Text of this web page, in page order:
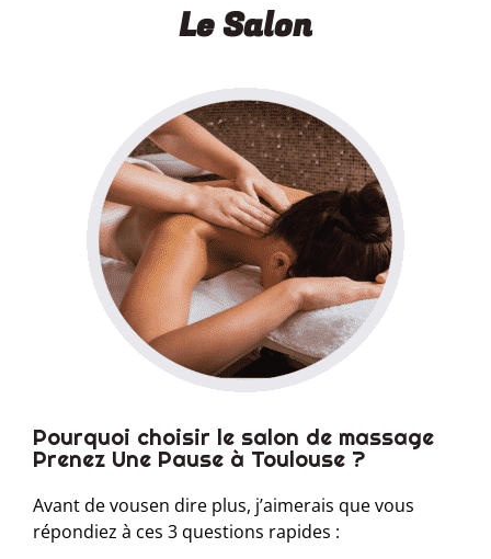
Le Salon
Pourquoi choisir le salon de massage
Prenez Une Pause à Toulouse ?
Avant de vousen dire plus, j’aimerais que vous
répondiez à ces 3 questions rapides :